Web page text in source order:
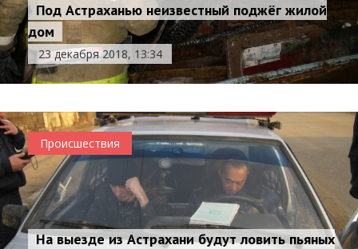
Под Астраханью неизвестный поджёг жилой
дом
23 декабря 2018, 13:34
Происшествия
На выезде из Астрахани будут ловить пьяных